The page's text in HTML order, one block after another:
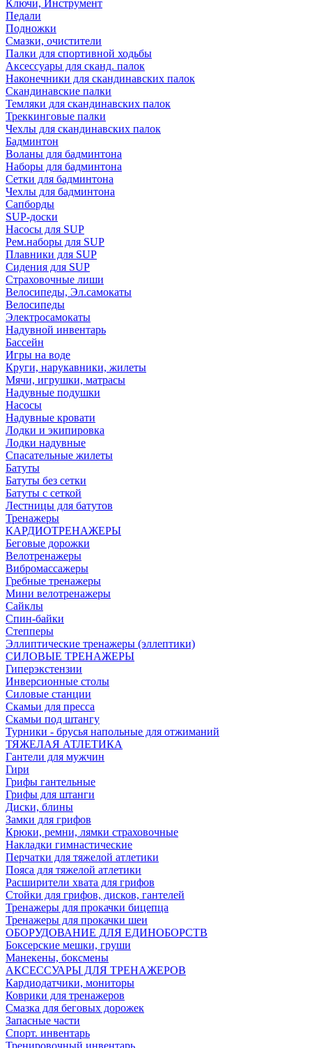
Ключи, Инструмент
Педали
Подножки
Смазки, очистители
Палки для спортивной ходьбы
Аксессуары для сканд. палок
Наконечники для скандинавских палок
Скандинавские палки
Темляки для скандинавских палок
Треккинговые палки
Чехлы для скандинавских палок
Бадминтон
Воланы для бадминтона
Наборы для бадминтона
Сетки для бадминтона
Чехлы для бадминтона
Сапборды
SUP-доски
Насосы для SUP
Рем.наборы для SUP
Плавники для SUP
Сидения для SUP
Страховочные лиши
Велосипеды, Эл.самокаты
Велосипеды
Электросамокаты
Надувной инвентарь
Бассейн
Игры на воде
Круги, нарукавники, жилеты
Мячи, игрушки, матрасы
Надувные подушки
Насосы
Надувные кровати
Лодки и экипировка
Лодки надувные
Спасательные жилеты
Батуты
Батуты без сетки
Батуты с сеткой
Лестницы для батутов
Тренажеры
КАРДИОТРЕНАЖЕРЫ
Беговые дорожки
Велотренажеры
Вибромассажеры
Гребные тренажеры
Мини велотренажеры
Сайклы
Спин-байки
Степперы
Эллиптические тренажеры (эллептики)
СИЛОВЫЕ ТРЕНАЖЕРЫ
Гиперэкстензии
Инверсионные столы
Силовые станции
Скамьи для пресса
Скамьи под штангу
Турники - брусья напольные для отжиманий
ТЯЖЕЛАЯ АТЛЕТИКА
Гантели для мужчин
Гири
Грифы гантельные
Грифы для штанги
Диски, блины
Замки для грифов
Крюки, ремни, лямки страховочные
Накладки гимнастические
Перчатки для тяжелой атлетики
Пояса для тяжелой атлетики
Расширители хвата для грифов
Стойки для грифов, дисков, гантелей
Тренажеры для прокачки бицепца
Тренажеры для прокачки шеи
ОБОРУДОВАНИЕ ДЛЯ ЕДИНОБОРСТВ
Боксерские мешки, груши
Манекены, боксмены
АКСЕССУАРЫ ДЛЯ ТРЕНАЖЕРОВ
Кардиодатчики, мониторы
Коврики для тренажеров
Смазка для беговых дорожек
Запасные части
Спорт. инвентарь
Тренировочный инвентарь